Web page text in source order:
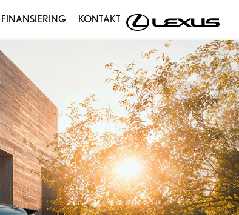
FINANSIERING KONTAKT